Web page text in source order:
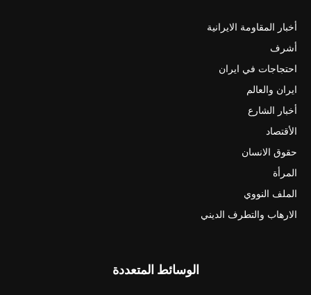
أخبار المقاومة الايرانية
أشرف
احتجاجات في ايران
ايران والعالم
أخبار الشارع
الأقتصاد
حقوق الانسان
المرأة
الملف النووي
الارهاب والتطرف الديني
الوسائط المتعددة